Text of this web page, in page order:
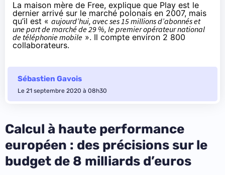
La maison mère de Free, explique que Play est le
dernier arrivé sur le marché polonais en 2007, mais
qu’il est « aujourd’hui, avec ses 15 millions d’abonnés et
une part de marché de 29 %, le premier opérateur national
de téléphonie mobile ». Il compte environ 2 800
collaborateurs.
Sébastien Gavois
Le 21 septembre 2020 à 08h30
Calcul à haute performance
européen : des précisions sur le
budget de 8 milliards d’euros